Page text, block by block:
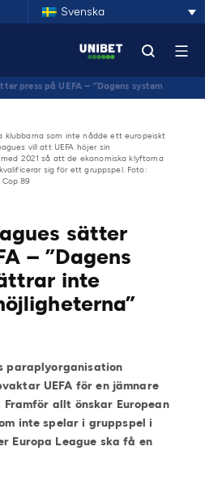
Svenska
press på UEFA – ”Dagens system
klubbarna som inte nådde ett europeiskt
vill att UEFA höjer sin
2021 så att de ekonomiska klyftorna
sig för ett gruppspel. Foto:
Cop 89
sätter
– ”Dagens
inte
paraplyorganisation
UEFA för en jämnare
allt önskar European
inte spelar i gruppspel i
Europa League ska få en